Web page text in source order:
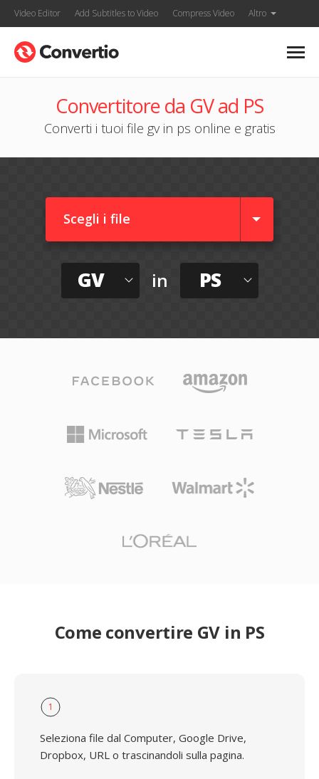
Video Editor Add Subtitles to Video Compress Video Altro
Convertitore da GV ad PS
Converti i tuoi file gv in ps online e gratis
Scegli i file
GV in PS
Come convertire GV in PS
1
Seleziona file dal Computer, Google Drive,
Dropbox, URL o trascinandoli sulla pagina.